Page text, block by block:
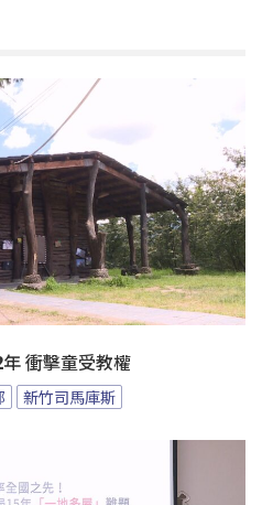
衝擊童受教權
新竹司馬庫斯